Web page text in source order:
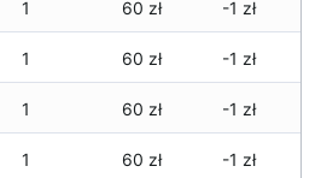
1 60 zł -1 zł
1 60 zł -1 zł
1 60 zł -1 zł
1 60 zł -1 zł